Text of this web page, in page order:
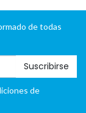
de todas
Suscribirse
de